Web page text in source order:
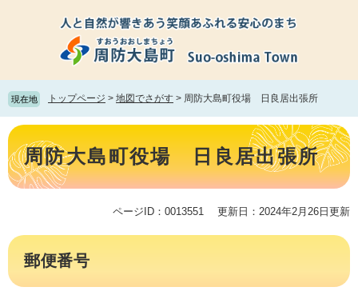
頭
で
す。
飛
ば
て
本
文
現在地 トップページ > 地図でさがす > 周防大島町役場 日良居出張所
本
文 周防大島町役場 日良居出張所
ページID：0013551 更新日：2024年2月26日更新
郵便番号